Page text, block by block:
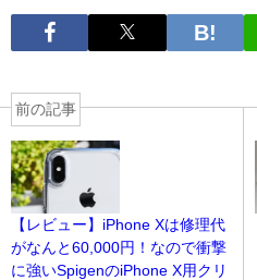
前の記事
【レビュー】iPhone Xは修理代
がなんと60,000円！なので衝撃
に強いSpigenのiPhone X用クリ